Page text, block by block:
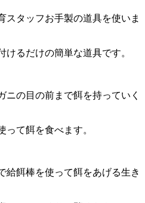
スタッフお手製の道具を使いま
けるだけの簡単な道具です。
ニの目の前まで餌を持っていく
って餌を食べます。
給餌棒を使って餌をあげる生き